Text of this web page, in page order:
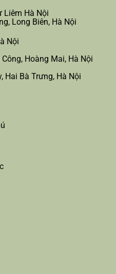
Liêm Hà Nội
Long Biên, Hà Nội
Nội
Hoàng Mai, Hà Nội
Hai Bà Trưng, Hà Nội